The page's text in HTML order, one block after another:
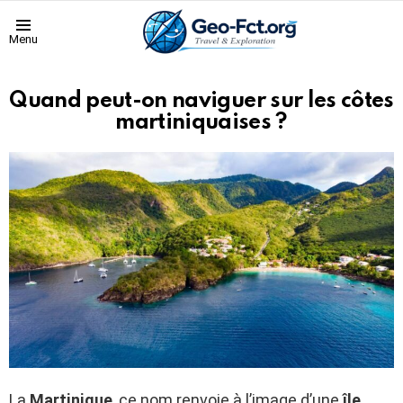
Menu
Quand peut-on naviguer sur les côtes
martiniquaises ?